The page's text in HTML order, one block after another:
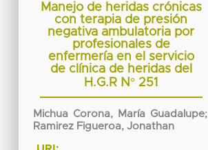
Manejo de heridas crónicas
con terapia de presión
negativa ambulatoria por
profesionales de
enfermería en el servicio
de clínica de heridas del
H.G.R N° 251
Michua Corona, María Guadalupe;
Ramirez Figueroa, Jonathan